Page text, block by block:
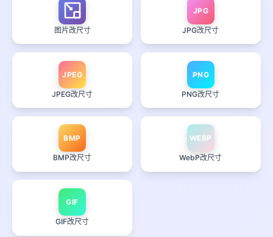
图片改尺寸
JPG
JPG改尺寸
JPEG
JPEG改尺寸
PNG
PNG改尺寸
BMP
BMP改尺寸
WEBP
WebP改尺寸
GIF
GIF改尺寸